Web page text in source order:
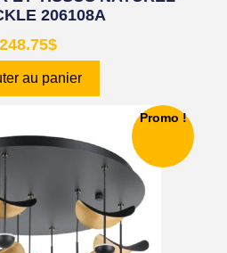
206108A
248.75$
au panier
Promo !